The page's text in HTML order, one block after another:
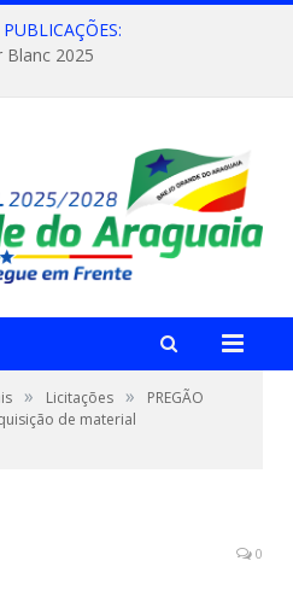
Blanc 2025
» Licitações »
PREGÃO
de material
0